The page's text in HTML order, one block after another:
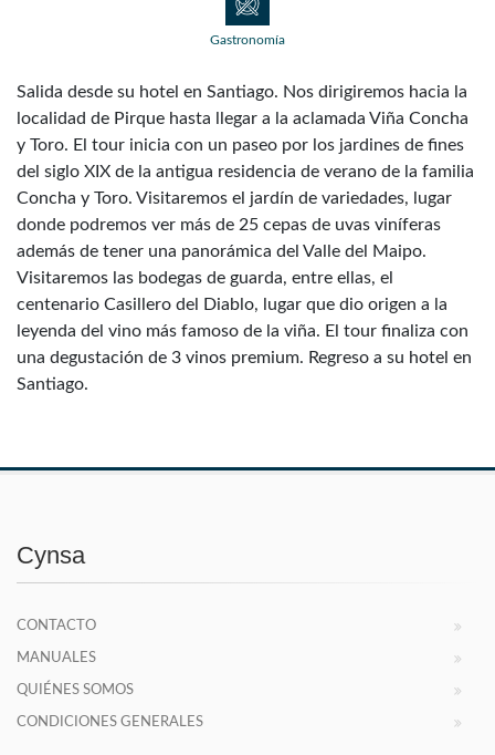
Gastronomía
Salida desde su hotel en Santiago. Nos dirigiremos hacia la
localidad de Pirque hasta llegar a la aclamada Viña Concha
y Toro. El tour inicia con un paseo por los jardines de fines
del siglo XIX de la antigua residencia de verano de la familia
Concha y Toro. Visitaremos el jardín de variedades, lugar
donde podremos ver más de 25 cepas de uvas viníferas
además de tener una panorámica del Valle del Maipo.
Visitaremos las bodegas de guarda, entre ellas, el
centenario Casillero del Diablo, lugar que dio origen a la
leyenda del vino más famoso de la viña. El tour finaliza con
una degustación de 3 vinos premium. Regreso a su hotel en
Santiago.
Cynsa
CONTACTO
MANUALES
QUIÉNES SOMOS
CONDICIONES GENERALES